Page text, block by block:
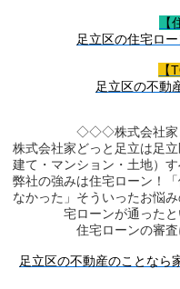
【
足立区の住宅ロ
【
足立区の不動
◇◇◇株式会社家
株式会社家どっと足立は足
建て・マンション・土地）
弊社の強みは住宅ローン！
なかった」そういったお悩
宅ローンが通った
住宅ローンの審
足立区の不動産のことなら